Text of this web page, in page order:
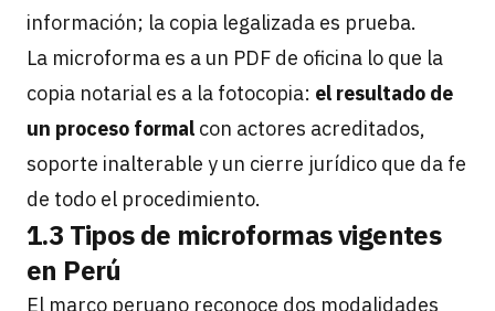
información; la copia legalizada es prueba.
La microforma es a un PDF de oficina lo que la
copia notarial es a la fotocopia: el resultado de
un proceso formal con actores acreditados,
soporte inalterable y un cierre jurídico que da fe
de todo el procedimiento.
1.3 Tipos de microformas vigentes
en Perú
El marco peruano reconoce dos modalidades